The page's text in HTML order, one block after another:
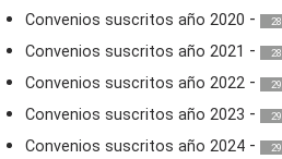
Convenios suscritos año 2020 -
Convenios suscritos año 2021 -
Convenios suscritos año 2022 -
Convenios suscritos año 2023 -
Convenios suscritos año 2024 -